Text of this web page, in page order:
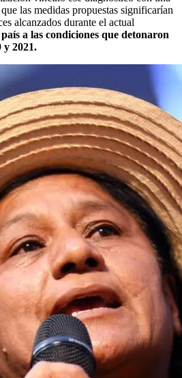
las medidas propuestas significarían
alcanzados durante el actual
a las condiciones que detonaron
y 2021.